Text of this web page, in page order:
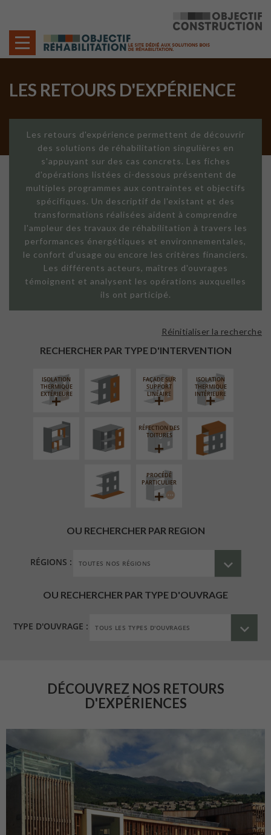
LES RETOURS D'EXPÉRIENCE
Les retours d'expérience permettent de découvrir
des solutions de réhabilitation singulières en
s'appuyant sur des cas concrets. Les fiches
d'opérations listées ci-dessous présentent de
multiples programmes aux contraintes et objectifs
spécifiques. Un descriptif de l'existant et des
transformations réalisées aident à comprendre
l'ampleur des travaux de réhabilitation à travers les
performances énergétiques et environnementales,
le confort d'usage ou encore les critères financiers.
Les différents acteurs, maîtres d'ouvrages
témoignent et analysent les opérations auxquelles
ils ont participé.
RECHERCHER PAR TYPE D'INTERVENTION
Réinitialiser la recherche
ISOLATION
THERMIQUE
EXTÉRIEURE
FAÇADE SUR
SUPPORT
LINÉAIRE
ISOLATION
THERMIQUE
INTÉRIEURE
RÉAMÉNAGEMENT
INTÉRIEUR
FERMETURE
LOGGIAS
RÉFECTION DES
TOITURES
SURÉLÉVATION
EXTENSION
AMÉNAGEMENT
EXTÉRIEUR
PROCÉDÉ
PARTICULIER
OU RECHERCHER PAR REGION
RÉGIONS :
OU RECHERCHER PAR TYPE D'OUVRAGE
TYPE D'OUVRAGE :
DÉCOUVREZ NOS RETOURS
D'EXPÉRIENCES